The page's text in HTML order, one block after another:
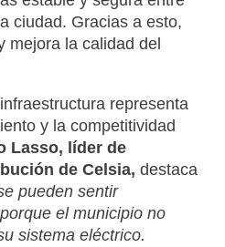
ciudad. Gracias a esto,
mejora la calidad del
representa
y la competitividad
Lasso, líder de
de Celsia, destaca
pueden sentir
el municipio no
sistema eléctrico.